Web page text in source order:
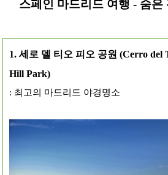
스페인 마드리드 여행 - 숨은
1. 세로 델 티오 피오 공원 (Cerro del
Hill Park)
: 최고의 마드리드 야경명소